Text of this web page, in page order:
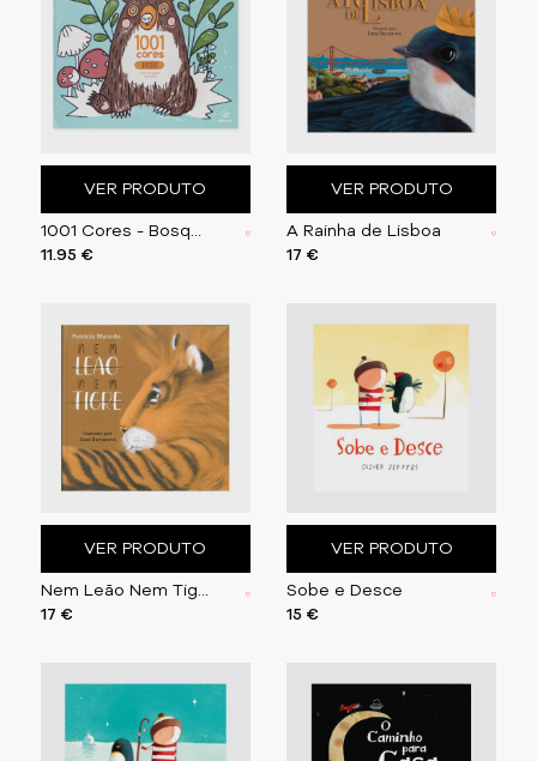
VER PRODUTO
1001 Cores - Bosque
11.95 €
VER PRODUTO
A Rainha de Lisboa
17 €
VER PRODUTO
Nem Leão Nem Tigre
17 €
VER PRODUTO
Sobe e Desce
15 €